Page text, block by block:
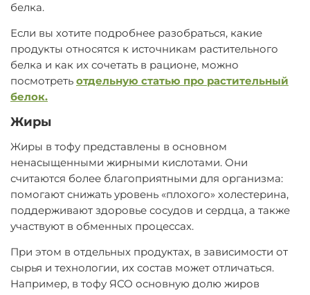
белка.
Если вы хотите подробнее разобраться, какие
продукты относятся к источникам растительного
белка и как их сочетать в рационе, можно
посмотреть отдельную статью про растительный
белок.
Жиры
Жиры в тофу представлены в основном
ненасыщенными жирными кислотами. Они
считаются более благоприятными для организма:
помогают снижать уровень «плохого» холестерина,
поддерживают здоровье сосудов и сердца, а также
участвуют в обменных процессах.
При этом в отдельных продуктах, в зависимости от
сырья и технологии, их состав может отличаться.
Например, в тофу ЯСО основную долю жиров